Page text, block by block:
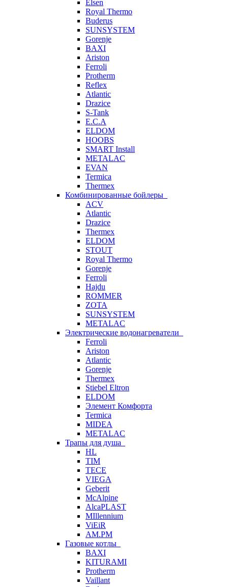
Elsen
Royal Thermo
Buderus
SUNSYSTEM
Gorenje
BAXI
Ariston
Ferroli
Protherm
Reflex
Atlantic
Drazice
S-Tank
E.C.A
ELDOM
HOOBS
SMART Install
METALAC
EVAN
Termica
Thermex
Комбинированные бойлеры
ACV
Atlantic
Drazice
Thermex
ELDOM
STOUT
Royal Thermo
Gorenje
Ferroli
Hajdu
ROMMER
ZOTA
SUNSYSTEM
METALAC
Электрические водонагреватели
Ferroli
Ariston
Atlantic
Gorenje
Thermex
Stiebel Eltron
ELDOM
Элемент Комфорта
Termica
MIDEA
METALAC
Трапы для душа
HL
TIM
TECE
VIEGA
Geberit
McAlpine
AlcaPLAST
MIllennium
ViEiR
AM.PM
Газовые котлы
BAXI
KITURAMI
Protherm
Vaillant